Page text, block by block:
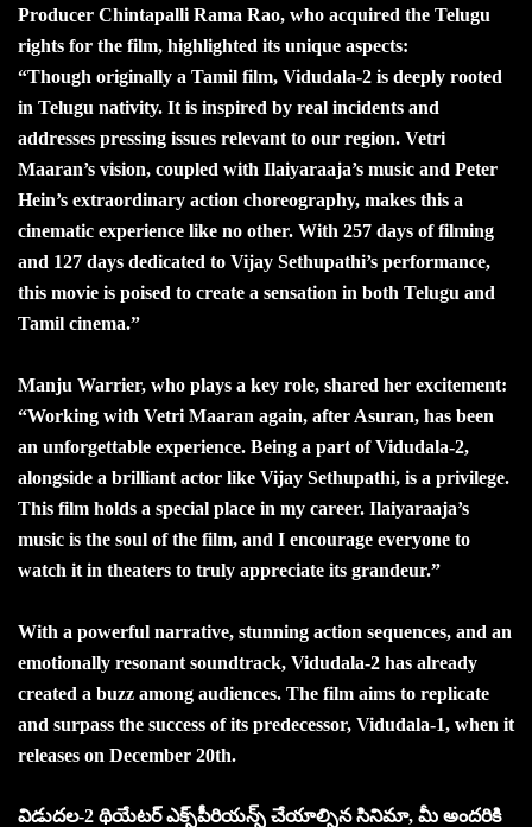
Producer Chintapalli Rama Rao, who acquired the Telugu
rights for the film, highlighted its unique aspects:
“Though originally a Tamil film, Vidudala-2 is deeply rooted
in Telugu nativity. It is inspired by real incidents and
addresses pressing issues relevant to our region. Vetri
Maaran’s vision, coupled with Ilaiyaraaja’s music and Peter
Hein’s extraordinary action choreography, makes this a
cinematic experience like no other. With 257 days of filming
and 127 days dedicated to Vijay Sethupathi’s performance,
this movie is poised to create a sensation in both Telugu and
Tamil cinema.”
Manju Warrier, who plays a key role, shared her excitement:
“Working with Vetri Maaran again, after Asuran, has been
an unforgettable experience. Being a part of Vidudala-2,
alongside a brilliant actor like Vijay Sethupathi, is a privilege.
This film holds a special place in my career. Ilaiyaraaja’s
music is the soul of the film, and I encourage everyone to
watch it in theaters to truly appreciate its grandeur.”
With a powerful narrative, stunning action sequences, and an
emotionally resonant soundtrack, Vidudala-2 has already
created a buzz among audiences. The film aims to replicate
and surpass the success of its predecessor, Vidudala-1, when it
releases on December 20th.
విడుదల-2 థియేటర్‌ ఎక్స్‌పీరియన్స్‌ చేయాల్సిన సినిమా, మీ అందరికి